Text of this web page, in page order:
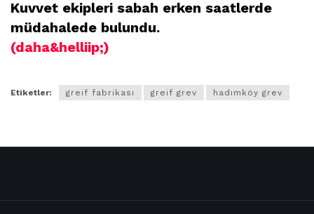
Kuvvet ekipleri sabah erken saatlerde
müdahalede bulundu.
(daha&helliip;)
Etiketler: greif fabrikası greif grev hadımköy grev